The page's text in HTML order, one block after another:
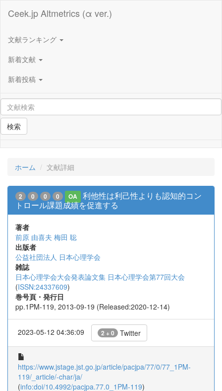
Ceek.jp Altmetrics (α ver.)
文献ランキング
新着文献
新着投稿
検索
ホーム 文献詳細
2 0 0 0 OA
利他性は利己性よりも認知的コン
トロール課題成績を促進する
著者
前原 由喜夫 梅田 聡
出版者
公益社団法人 日本心理学会
雑誌
日本心理学会大会発表論文集 日本心理学会第77回大会
(ISSN:24337609)
巻号頁・発行日
pp.1PM-119, 2013-09-19 (Released:2020-12-14)
2023-05-12 04:36:09 2 + 0 Twitter
https://www.jstage.jst.go.jp/article/pacjpa/77/0/77_1PM-
119/_article/-char/ja/
(info:doi/10.4992/pacjpa.77.0_1PM-119)